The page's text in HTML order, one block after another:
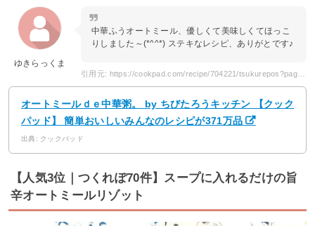
ゆきらっくま
中華ふうオートミール、優しくて美味しくてほっこ
りしました～(*^^*) ステキなレシピ、ありがとです♪
引用元: https://cookpad.com/recipe/704221/tsukurepos?page=3
オートミールｄｅ中華粥。 by ちびたろうキッチン 【クック
パッド】 簡単おいしいみんなのレシピが371万品
出典: クックパッド
【人気3位｜つくれぽ70件】スープに入れるだけの旨
辛オートミールリゾット